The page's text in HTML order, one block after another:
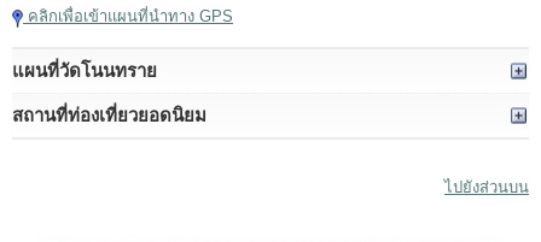
คลิกเพื่อเข้าแผนที่นำทาง GPS
แผนที่วัดโนนทราย
สถานที่ท่องเที่ยวยอดนิยม
ไปยังส่วนบน